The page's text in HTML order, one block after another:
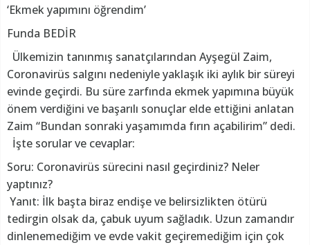
‘Ekmek yapımını öğrendim’
Funda BEDİR
Ülkemizin tanınmış sanatçılarından Ayşegül Zaim,
Coronavirüs salgını nedeniyle yaklaşık iki aylık bir süreyi
evinde geçirdi. Bu süre zarfında ekmek yapımına büyük
önem verdiğini ve başarılı sonuçlar elde ettiğini anlatan
Zaim “Bundan sonraki yaşamımda fırın açabilirim” dedi.
İşte sorular ve cevaplar:
Soru: Coronavirüs sürecini nasıl geçirdiniz? Neler
yaptınız?
Yanıt: İlk başta biraz endişe ve belirsizlikten ötürü
tedirgin olsak da, çabuk uyum sağladık. Uzun zamandır
dinlenemediğim ve evde vakit geçiremediğim için çok